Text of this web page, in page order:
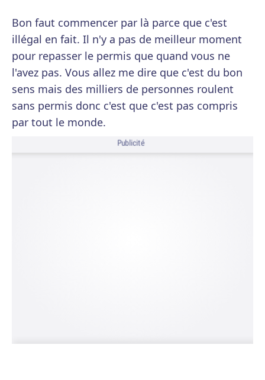
Bon faut commencer par là parce que c'est
illégal en fait. Il n'y a pas de meilleur moment
pour repasser le permis que quand vous ne
l'avez pas. Vous allez me dire que c'est du bon
sens mais des milliers de personnes roulent
sans permis donc c'est que c'est pas compris
par tout le monde.
Publicité